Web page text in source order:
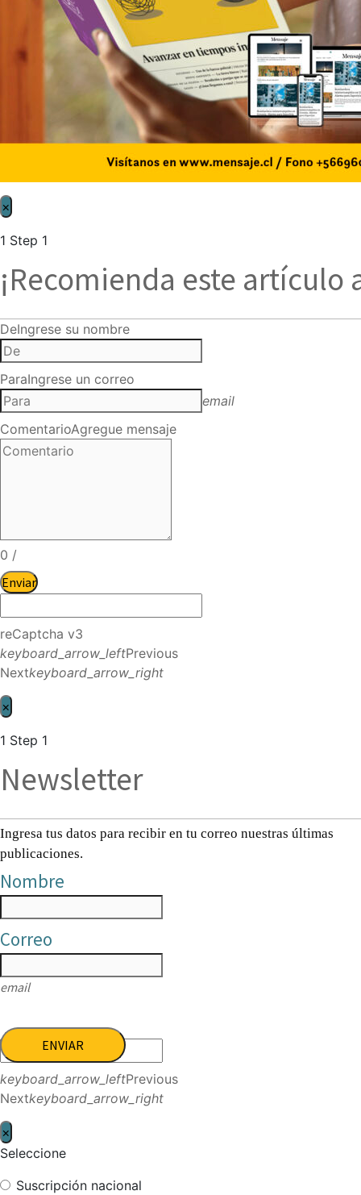
×
1 Step 1
¡Recomienda este artículo
DeIngrese su nombre
ParaIngrese un correo
email
ComentarioAgregue mensaje
0 /
Enviar
reCaptcha v3
keyboard_arrow_leftPrevious
Nextkeyboard_arrow_right
×
1 Step 1
Newsletter
Ingresa tus datos para recibir en tu correo nuestras últimas
publicaciones.
Nombre
Correo
email
ENVIAR
keyboard_arrow_leftPrevious
Nextkeyboard_arrow_right
×
Seleccione
Suscripción nacional